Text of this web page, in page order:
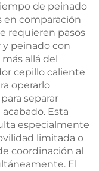
de peinado
comparación
requieren pasos
y peinado con
allá del
cepillo caliente
operarlo
separar
Esta
especialmente
limitada o
coordinación al
El